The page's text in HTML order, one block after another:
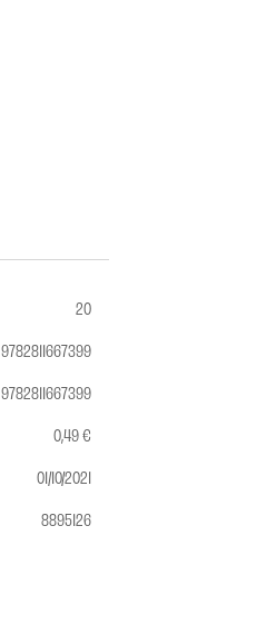
20
9782811667399
9782811667399
0,49 €
01/10/2021
8895126